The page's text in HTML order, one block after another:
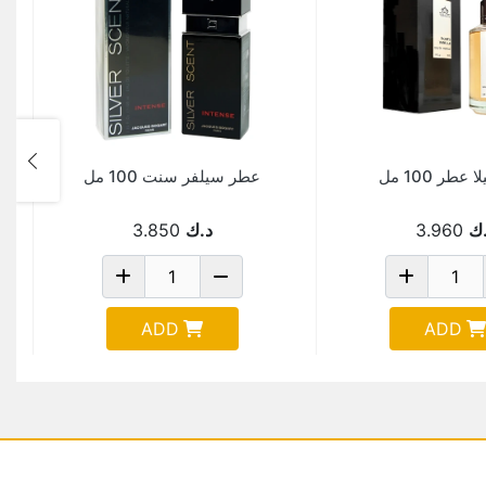
100 مل
3.960
ADD
عطر سيلفر سنت 100 مل
د.ك 3.850
ADD